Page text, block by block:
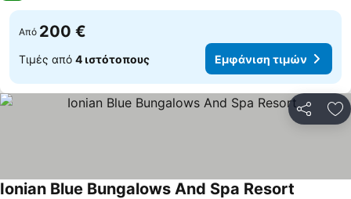
Από 200 €
Τιμές από 4 ιστότοπους Εμφάνιση τιμών
Ionian Blue Bungalows And Spa Resort